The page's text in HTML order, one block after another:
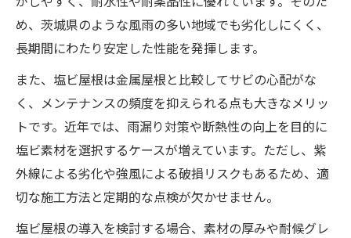
め、茨城県のような風雨の多い地域でも劣化しにくく、
長期間にわたり安定した性能を発揮します。
また、塩ビ屋根は金属屋根と比較してサビの心配がな
く、メンテナンスの頻度を抑えられる点も大きなメリッ
トです。近年では、雨漏り対策や断熱性の向上を目的に
塩ビ素材を選択するケースが増えています。ただし、紫
外線による劣化や強風による破損リスクもあるため、適
切な施工方法と定期的な点検が欠かせません。
塩ビ屋根の導入を検討する場合、素材の厚みや耐候グレ